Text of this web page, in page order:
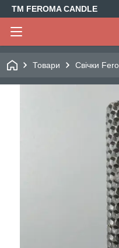
TM FEROMA CANDLE
Товари Свічки